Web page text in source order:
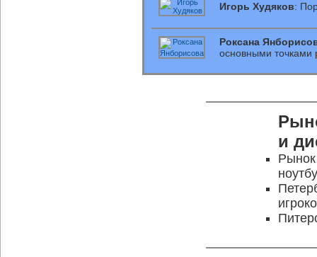
Игорь Худяков:
Роксана
основными точками
и
Рынок